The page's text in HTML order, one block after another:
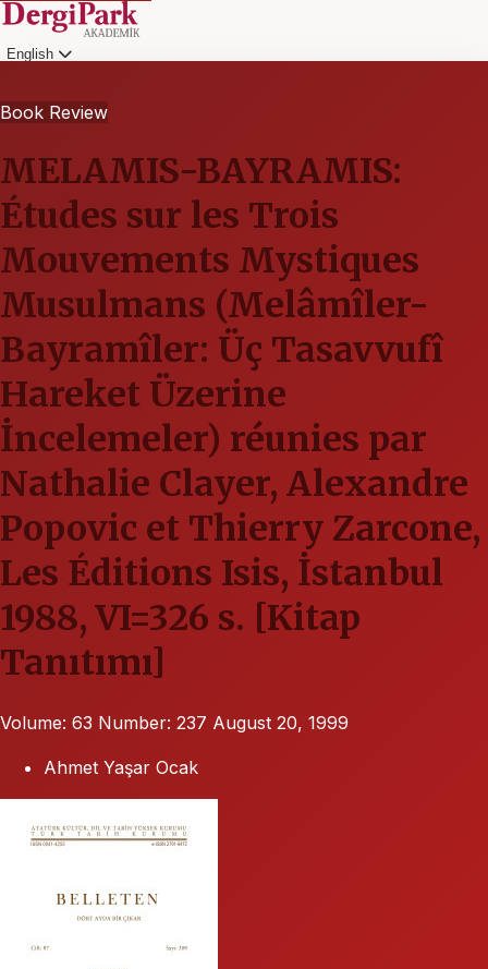
English
Book Review
MELAMIS-BAYRAMIS:
Études sur les Trois
Mouvements Mystiques
Musulmans (Melâmîler-
Bayramîler: Üç Tasavvufî
Hareket Üzerine
İncelemeler) réunies par
Nathalie Clayer, Alexandre
Popovic et Thierry Zarcone,
Les Éditions Isis, İstanbul
1988, VI=326 s. [Kitap
Tanıtımı]
Volume: 63 Number: 237 August 20, 1999
Ahmet Yaşar Ocak